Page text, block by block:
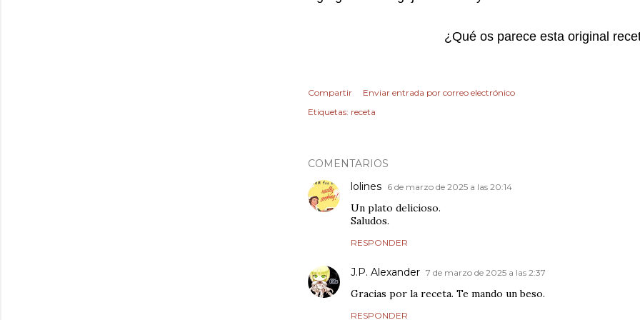
¿Qué os parece esta original
Compartir
Enviar entrada por correo electrónico
Etiquetas: receta
COMENTARIOS
lolines 6 de marzo de 2025 a las 20:14
Un plato delicioso.
Saludos.
RESPONDER
J.P. Alexander 7 de marzo de 2025 a las 2:37
Gracias por la receta. Te mando un beso.
RESPONDER